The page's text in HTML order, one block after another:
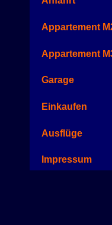
Appartement
Appartement
Garage
Einkaufen
Ausflüge
Impressum